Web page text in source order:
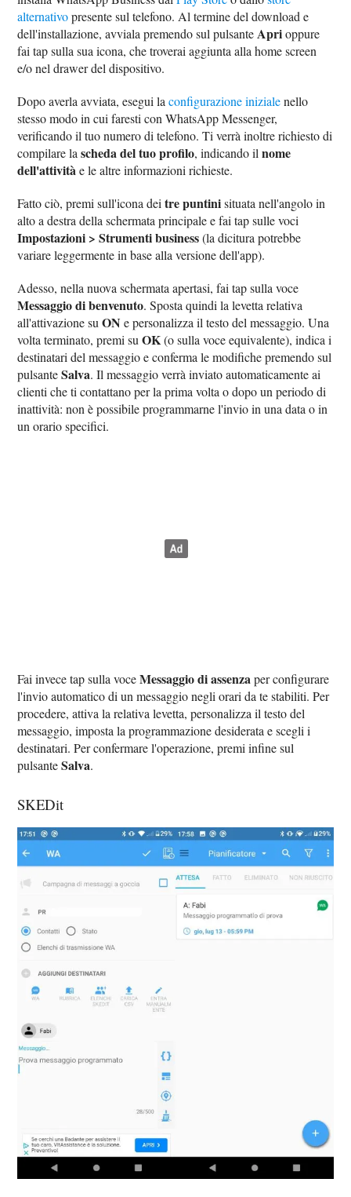
alternativopresente sul telefono. Al termine del download e
dell'installazione, avviala premendo sul pulsante Aprioppure
fai tap sulla sua icona, che troverai aggiunta alla home screen
e/o nel drawer del dispositivo.
Dopo averla avviata, esegui laconfigurazione inizialenello
stesso modo in cui faresti con WhatsApp Messenger,
verificando il tuo numero di telefono. Ti verrà inoltre richiesto di
compilare lascheda del tuo profilo, indicando ilnome
dell'attività e le altre informazioni richieste.
Fatto ciò, premi sull'icona deitre puntinisituata nell'angolo in
alto a destra della schermata principale e fai tap sulle voci
Impostazioni > Strumenti business(la dicitura potrebbe
variare leggermente in base alla versione dell'app).
Adesso, nella nuova schermata apertasi, fai tap sulla voce
Messaggio di benvenuto. Sposta quindi la levetta relativa
all'attivazione suON e personalizza il testo del messaggio. Una
volta terminato, premi suOK(o sulla voce equivalente), indica i
destinatari del messaggio e conferma le modifiche premendo sul
pulsanteSalva. Il messaggio verrà inviato automaticamente ai
clienti che ti contattano per la prima volta o dopo un periodo di
inattività: non è possibile programmarne l'invio in una data o in
un orario specifici.
Fai invece tap sulla voceMessaggio di assenza per configurare
l'invio automatico di un messaggio negli orari da te stabiliti. Per
procedere, attiva la relativa levetta, personalizza il testo del
messaggio, imposta la programmazione desiderata e scegli i
destinatari. Per confermare l'operazione, premi infine sul
pulsanteSalva.
SKEDit